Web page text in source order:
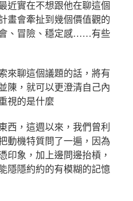
近實在不想跟他在聊這個
畫會牽扯到幾個價值觀的
、冒險、穩定感……有些
來聊這個議題的話，將有
陳，就可以更澄清自己內
視的是什麼
西，這週以來，我們曾利
動機特質問了一遍，因為
印象，加上邊問邊抬槓，
隱隱約約的有模糊的記憶